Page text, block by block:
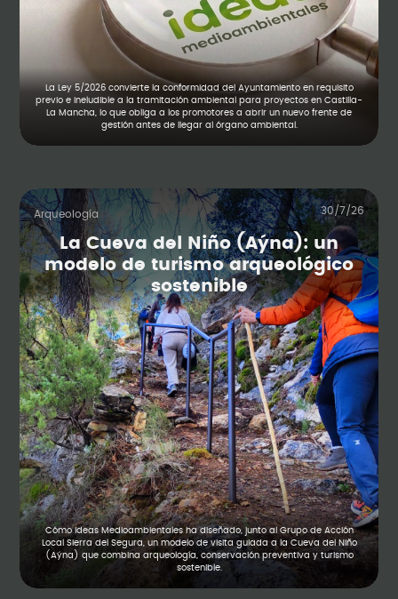
La Ley 5/2026 convierte la conformidad del Ayuntamiento en requisito
previo e ineludible a la tramitación ambiental para proyectos en Castilla-
La Mancha, lo que obliga a los promotores a abrir un nuevo frente de
gestión antes de llegar al órgano ambiental.
Arqueología 30/7/26
La Cueva del Niño (Aýna): un
modelo de turismo arqueológico
sostenible
Cómo Ideas Medioambientales ha diseñado, junto al Grupo de Acción
Local Sierra del Segura, un modelo de visita guiada a la Cueva del Niño
(Aýna) que combina arqueología, conservación preventiva y turismo
sostenible.